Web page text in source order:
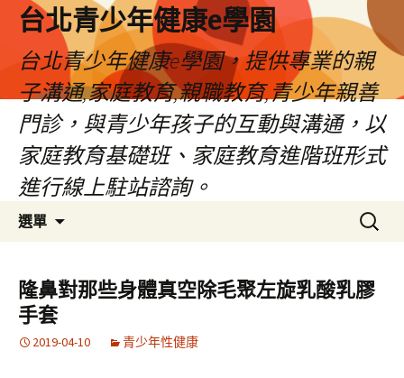
台北青少年健康e學園
台北青少年健康e學園，提供專業的親
子溝通,家庭教育,親職教育,青少年親善
門診，與青少年孩子的互動與溝通，以
家庭教育基礎班、家庭教育進階班形式
進行線上駐站諮詢。
選單
容
搜
尋
鍵
字:
隆鼻對那些身體真空除毛聚左旋乳酸乳膠
手套
2019-04-10 青少年性健康